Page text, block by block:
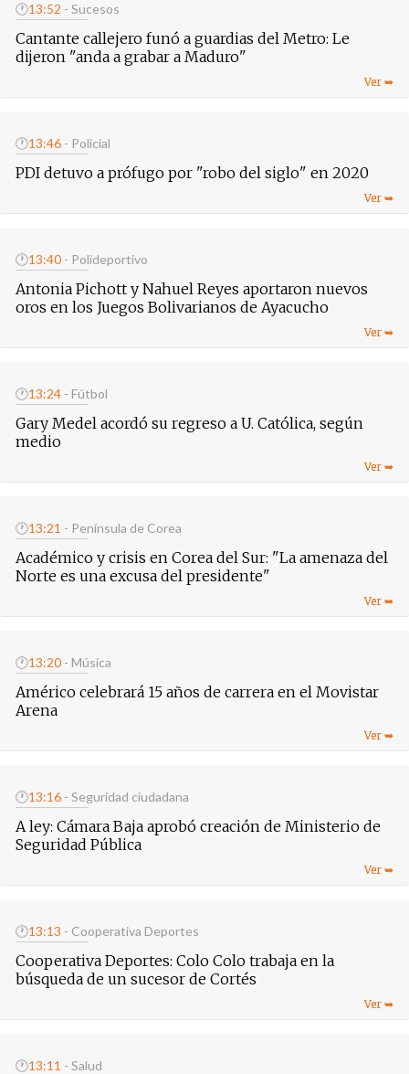
🕐13:52 - Sucesos
Cantante callejero funó a guardias del Metro: Le
dijeron "anda a grabar a Maduro"
🕐13:46 - Policial
PDI detuvo a prófugo por "robo del siglo" en 2020
🕐13:40 - Polideportivo
Antonia Pichott y Nahuel Reyes aportaron nuevos
oros en los Juegos Bolivarianos de Ayacucho
🕐13:24 - Fútbol
Gary Medel acordó su regreso a U. Católica, según
medio
🕐13:21 - Península de Corea
Académico y crisis en Corea del Sur: "La amenaza del
Norte es una excusa del presidente"
🕐13:20 - Música
Américo celebrará 15 años de carrera en el Movistar
Arena
🕐13:16 - Seguridad ciudadana
A ley: Cámara Baja aprobó creación de Ministerio de
Seguridad Pública
🕐13:13 - Cooperativa Deportes
Cooperativa Deportes: Colo Colo trabaja en la
búsqueda de un sucesor de Cortés
🕐13:11 - Salud